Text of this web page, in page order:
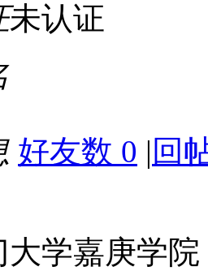
未认证
好友数 0 | 回
大学嘉庚学院